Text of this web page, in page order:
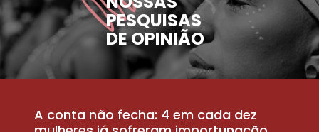
PESQUISAS
DE OPINIÃO
A conta não fecha: 4 em cada dez